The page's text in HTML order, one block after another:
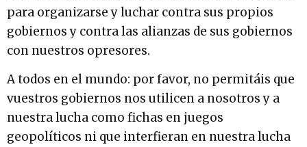
para organizarse y luchar contra sus propios
gobiernos y contra las alianzas de sus gobiernos
con nuestros opresores.
A todos en el mundo: por favor, no permitáis que
vuestros gobiernos nos utilicen a nosotros y a
nuestra lucha como fichas en juegos
geopolíticos ni que interfieran en nuestra lucha